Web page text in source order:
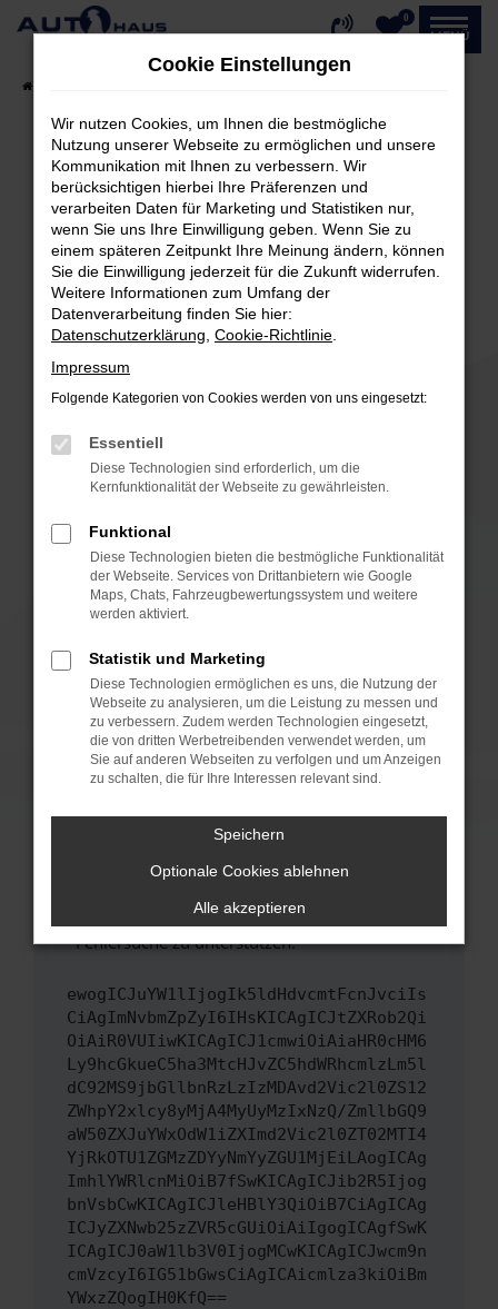
Zum
0
MENÜ
Fehler: Network Error
Beim Laden ist ein Fehler aufgetreten.
Hier sind ein paar Tipps, die dir helfen können:
Überprüfe deine Firewall und deine
Internetverbindung.
Laden andere Webseiten, zum Beispiel deine
Suchmaschine?
Prüfe deine Browsererweiterungen.
können das Laden bestimmter Seiten
verhindern. Funktioniert die Seite in einem
anderen Browser oder in einem privaten
Fenster?
Starte dein Gerät neu.
Das kann manchmal helfen, vorübergehende
Probleme zu beheben.
Betriebssystem auf dem neuesten Stand
sind.
Veraltete Software birgt nicht nur ein
Sicherheitsrisiko, sondern kann auch dazu
führen, dass bestimmte Funktionen nicht mehr
unterstützt werden.
Wende dich an den Webseitenbetreiber.
Wenn du alle oben genannten Schritte versucht
hast, kontaktiere uns bitte. Wir werden
uns diesen Text schicken, um uns bei der
Fehlersuche zu unterstützen:
ewogICJuYW1lIjogIk5ldHdvcmtFcnJvciIs
CiAgImNvbmZpZyI6IHsKICAgICJtZXRob2Qi
OiAiR0VUIiwKICAgICJ1cmwiOiAiaHR0cHM6
Ly9hcGkueC5ha3MtcHJvZC5hdWRhcmlzLm5l
dC92MS9jbGllbnRzLzIzMDAvd2Vic2l0ZS12
ZWhpY2xlcy8yMjA4MyUyMzIxNzQ/ZmllbGQ9
aW50ZXJuYWxOdW1iZXImd2Vic2l0ZT02MTI4
YjRkOTU1ZGMzZDYyNmYyZGU1MjEiLAogICAg
ImhlYWRlcnMiOiB7fSwKICAgICJib2R5Ijog
bnVsbCwKICAgICJleHBlY3QiOiB7CiAgICAg
ICJyZXNwb25zZVR5cGUiOiAiIgogICAgfSwK
ICAgICJ0aW1lb3V0IjogMCwKICAgICJwcm9n
cmVzcyI6IG51bGwsCiAgICAicmlza3kiOiBm
YWxzZQogIH0KfQ==
Cookie Einstellungen
Wir nutzen Cookies, um Ihnen die bestmögliche
Nutzung unserer Webseite zu ermöglichen und unsere
Kommunikation mit Ihnen zu verbessern. Wir
berücksichtigen hierbei Ihre Präferenzen und
verarbeiten Daten für Marketing und Statistiken nur,
wenn Sie uns Ihre Einwilligung geben. Wenn Sie zu
einem späteren Zeitpunkt Ihre Meinung ändern, können
Sie die Einwilligung jederzeit für die Zukunft widerrufen.
Weitere Informationen zum Umfang der
Datenverarbeitung finden Sie hier:
Datenschutzerklärung Cookie-Richtlinie
Impressum
Folgende Kategorien von Cookies werden von uns eingesetzt:
Essentiell
Diese Technologien sind erforderlich, um die
Kernfunktionalität der Webseite zu gewährleisten.
Funktional
Diese Technologien bieten die bestmögliche Funktionalität
der Webseite. Services von Drittanbietern wie Google
Maps, Chats, Fahrzeugbewertungssystem und weitere
werden aktiviert.
Statistik und Marketing
Diese Technologien ermöglichen es uns, die Nutzung der
Webseite zu analysieren, um die Leistung zu messen und
zu verbessern. Zudem werden Technologien eingesetzt,
die von dritten Werbetreibenden verwendet werden, um
Sie auf anderen Webseiten zu verfolgen und um Anzeigen
zu schalten, die für Ihre Interessen relevant sind.
Speichern
Optionale Cookies ablehnen
Alle akzeptieren